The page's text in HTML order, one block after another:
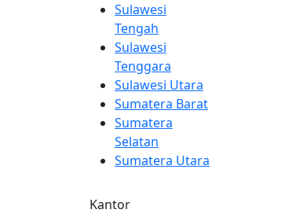
Sulawesi
Tengah
Sulawesi
Tenggara
Sulawesi Utara
Sumatera Barat
Sumatera
Selatan
Sumatera Utara
Kantor